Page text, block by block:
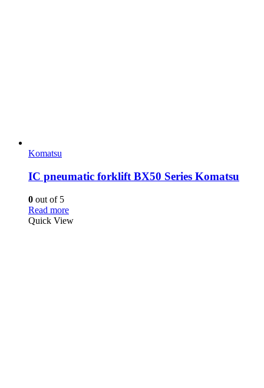
Komatsu
IC pneumatic forklift BX50 Series Komatsu
0 out of 5
Read more
Quick View